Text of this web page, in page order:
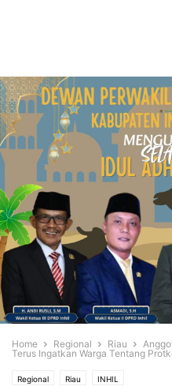
Home Regional Riau
Terus Ingatkan Warga Tentang
Regional Riau INHIL